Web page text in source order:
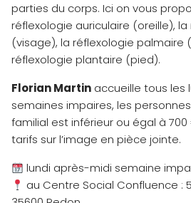
parties du corps. Ici on vous
réflexologie auriculaire (oreille),
(visage), la réflexologie palmaire
réflexologie plantaire (pied).
Florian Martin accueille tous les
semaines impaires, les
familial est inférieur ou égal à
tarifs sur l’image en pièce jointe.
lundi après-midi semaine
au Centre Social Confluence :